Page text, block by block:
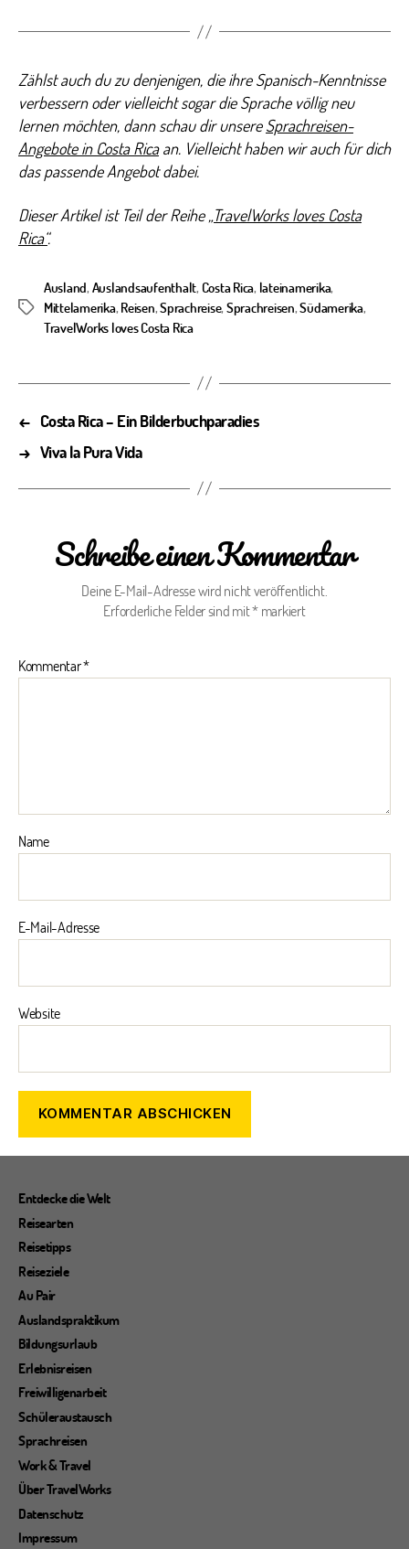
Zählst auch du zu denjenigen, die ihre Spanisch-Kenntnisse
verbessern oder vielleicht sogar die Sprache völlig neu
lernen möchten, dann schau dir unsereSprachreisen-
Angebote in Costa Ricaan. Vielleicht haben wir auch für dich
das passende Angebot dabei.
Dieser Artikel ist Teil der Reihe„TravelWorks loves Costa
Rica“.
Schlagwörter
Ausland, Auslandsaufenthalt, Costa Rica, lateinamerika,
Mittelamerika, Reisen,Sprachreise, Sprachreisen,Südamerika,
TravelWorks loves Costa Rica
← Costa Rica – Ein Bilderbuchparadies
→ Viva la Pura Vida
Schreibe einen Kommentar
Deine E-Mail-Adresse wird nicht veröffentlicht.
Erforderliche Felder sind mit*markiert
Kommentar*
Name
E-Mail-Adresse
Website
Entdecke die Welt
Reisearten
Reisetipps
Reiseziele
Au Pair
Auslandspraktikum
Bildungsurlaub
Erlebnisreisen
Freiwilligenarbeit
Schüleraustausch
Sprachreisen
Work & Travel
Über TravelWorks
Datenschutz
Impressum